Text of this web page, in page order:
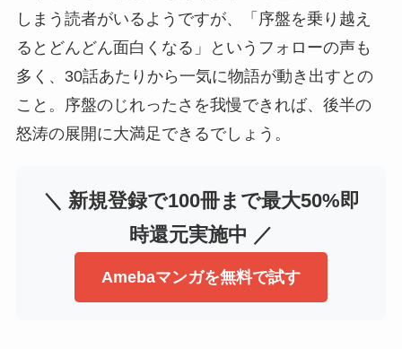
しまう読者がいるようですが、「序盤を乗り越え
るとどんどん面白くなる」というフォローの声も
多く、30話あたりから一気に物語が動き出すとの
こと。序盤のじれったさを我慢できれば、後半の
怒涛の展開に大満足できるでしょう。
＼ 新規登録で100冊まで最大50%即
時還元実施中 ／
Amebaマンガを無料で試す